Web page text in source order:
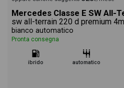
singolo dettaglio del veicolo,
esterne al design degli interni
Mercedes Classe E SW All-
sw all-terrain 220 d premium
bianco automatico
Pronta consegna
ibrido automatico